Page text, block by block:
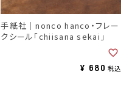
手紙社｜nonco hanco・フレー
クシール「chiisana sekai」
¥ 680 税込